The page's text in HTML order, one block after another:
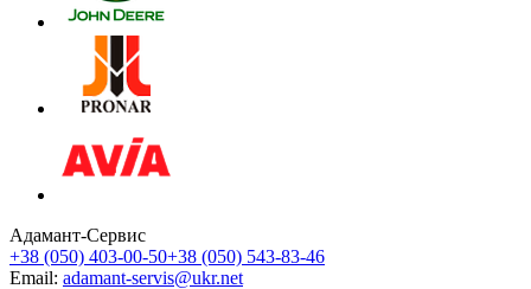
Адамант-Сервис
+38 (050) 403-00-50+38 (050) 543-83-46
Email: adamant-servis@ukr.net